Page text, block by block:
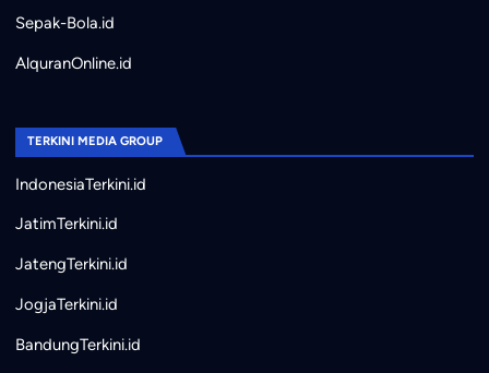
Sepak-Bola.id
AlquranOnline.id
TERKINI MEDIA GROUP
IndonesiaTerkini.id
JatimTerkini.id
JatengTerkini.id
JogjaTerkini.id
BandungTerkini.id